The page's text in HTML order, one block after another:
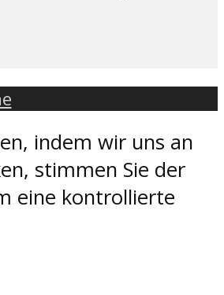
indem wir uns an
stimmen Sie der
eine kontrollierte